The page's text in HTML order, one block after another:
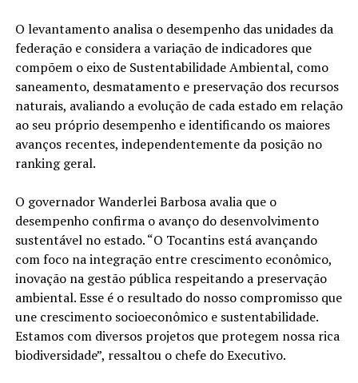
O levantamento analisa o desempenho das unidades da
federação e considera a variação de indicadores que
compõem o eixo de Sustentabilidade Ambiental, como
saneamento, desmatamento e preservação dos recursos
naturais, avaliando a evolução de cada estado em relação
ao seu próprio desempenho e identificando os maiores
avanços recentes, independentemente da posição no
ranking geral.
O governador Wanderlei Barbosa avalia que o
desempenho confirma o avanço do desenvolvimento
sustentável no estado. “O Tocantins está avançando
com foco na integração entre crescimento econômico,
inovação na gestão pública respeitando a preservação
ambiental. Esse é o resultado do nosso compromisso que
une crescimento socioeconômico e sustentabilidade.
Estamos com diversos projetos que protegem nossa rica
biodiversidade”, ressaltou o chefe do Executivo.